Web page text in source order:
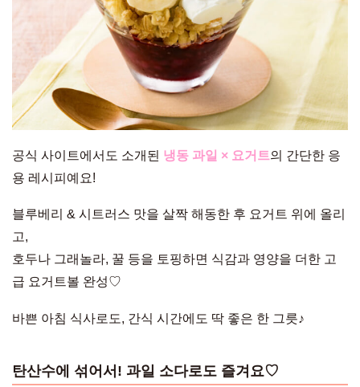
공식 사이트에서도 소개된 냉동 과일 × 요거트의 간단한 응
용 레시피예요!
블루베리 & 시트러스 맛을 살짝 해동한 후 요거트 위에 올리
고,
호두나 그래놀라, 꿀 등을 토핑하면 식감과 영양을 더한 고
급 요거트볼 완성♡
바쁜 아침 식사로도, 간식 시간에도 딱 좋은 한 그릇♪
탄산수에 섞어서! 과일 소다로도 즐겨요♡